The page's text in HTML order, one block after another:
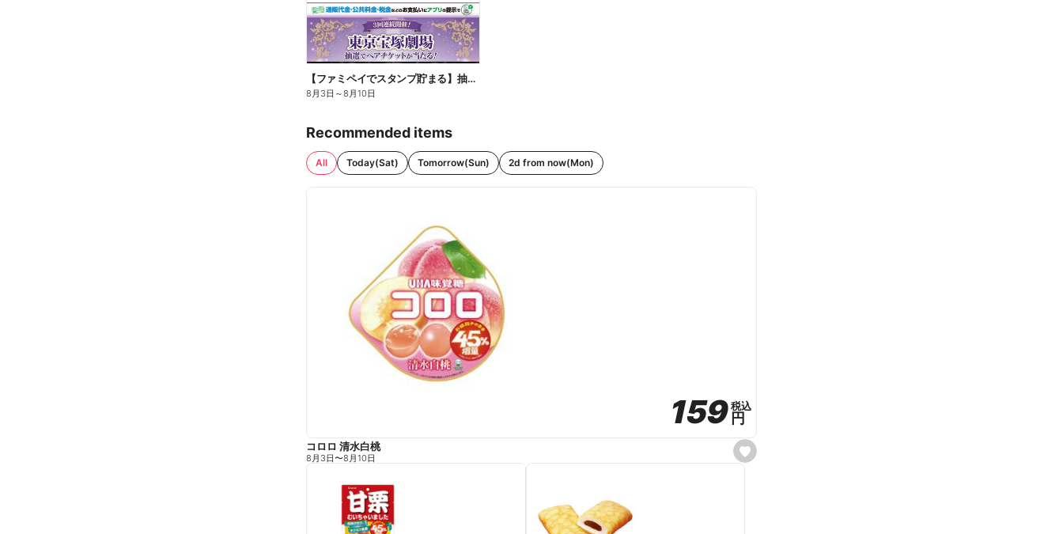
【ファミペイでスタンプ貯まる】抽選でペアチケットが当たる!
8月3日 ～8月10日
Recommended items
All Today(Sat) Tomorrow(Sun) 2d from now(Mon)
s
e
159
159税込
税込
円
円
コロロ 清水白桃
8月3日〜8月10日